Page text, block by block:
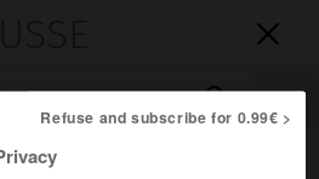


Refuse and subscribe for 0.99€ >